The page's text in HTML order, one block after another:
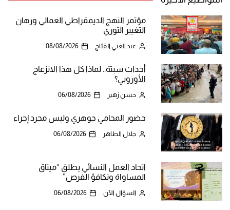
مؤتمر النهج الديمقراطي العمالي ورهان
التغيير الثوري
عبد الغني القبّاج 08/08/2026
أحداث سبتة.. لماذا كل هذا الانزعاج
الأوروبي؟
حسن زهير 06/08/2026
حضور المحامي جوهري وليس مجرد إجراء
جلال الطاهر 06/08/2026
اتحاد العمل النسائي يطلق “ميثاق
المساواة وتكافؤ الفرص”
السؤال الآن 06/08/2026